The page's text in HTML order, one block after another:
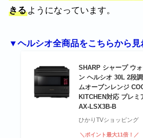
きるようになっています。
▼ヘルシオ全商品をこちらから見
SHARP シャープ ウ
ン ヘルシオ 30L 2段
ムオーブンレンジ
KITCHEN対応 プレミ
AX-LSX3B-B
ひかりTVショッピン
＼ポイント最大11倍！／